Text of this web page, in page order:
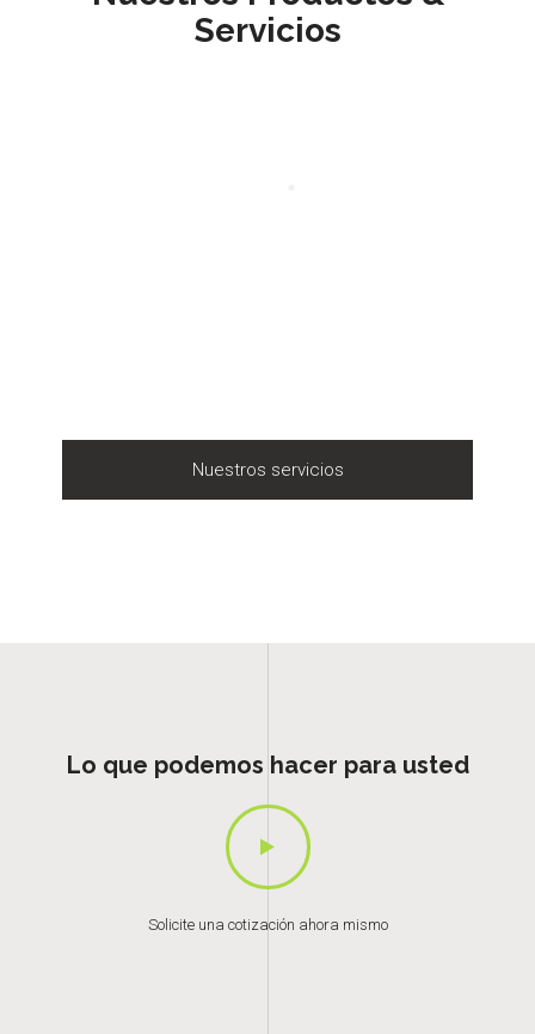
Servicios
Nuestros servicios
Lo que podemos hacer para usted
Solicite una cotización ahora mismo